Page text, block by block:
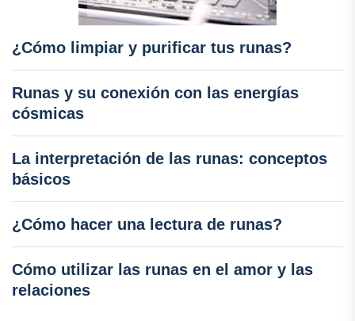
¿Cómo limpiar y purificar tus runas?
Runas y su conexión con las energías
cósmicas
La interpretación de las runas: conceptos
básicos
¿Cómo hacer una lectura de runas?
Cómo utilizar las runas en el amor y las
relaciones